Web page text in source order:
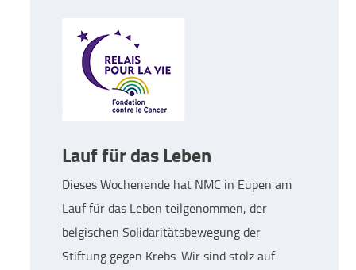
Lauf für das Leben
Dieses Wochenende hat NMC in Eupen am
Lauf für das Leben teilgenommen, der
belgischen Solidaritätsbewegung der
Stiftung gegen Krebs. Wir sind stolz auf